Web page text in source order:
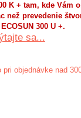
K + tam, kde Vám
než prevedenie
300 U +.
sa...
objednávke nad